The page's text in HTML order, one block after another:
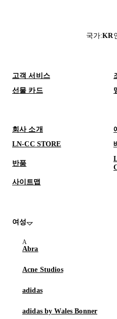
국가:KR
고객 서비스
선물 카드
회사 소개
LN-CC STORE
반품
사이트맵
여성
Abra
Acne Studios
adidas
adidas by Wales Bonner